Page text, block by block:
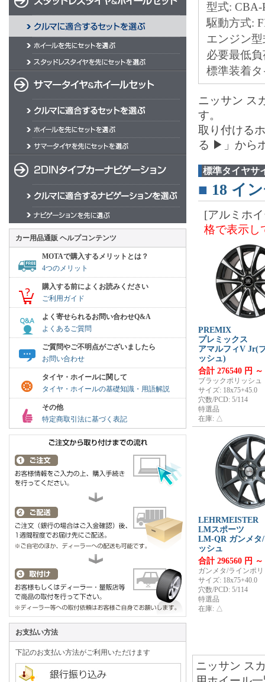
カー用品通販 ヘルプコンテンツ
MOTAで購入するメリットとは？
4つのメリット
購入する前によくお読みください
ご利用ガイド
よく寄せられるお問い合わせQ&A
よくあるご質問
ご質問やご不明点がございましたら
お問い合わせ
タイヤ・ホイールに関して
タイヤ・ホイールの基礎知識・用語解説
その他
特定商取引法に基づく表記
お支払い方法
下記のお支払い方法がご利用いただけます
型式: CBA-
駆動方式:
エンジン
必要最低
標準装着タ
ニッサン ス
す。
取り付ける
る ▶」から
標準タイヤサ
■ 18 イ
[アルミホ
格で表示し
PREMIX
プレミックス
アマルフィV Jr(
ッシュ)
合計 276540 円 ～
ブラックポリッシュ
サイズ: 18x75+45.0
穴数/PCD: 5/114
特選品
在庫: △
LEHRMEISTER
LMスポーツ
LM-QR ガンメタ
ッシュ
合計 296560 円 ～
ガンメタ/ラインポ
サイズ: 18x75+40.0
穴数/PCD: 5/114
特選品
在庫: △
ニッサン ス